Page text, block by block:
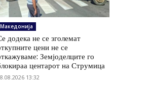
Македонија
додека не се зголемат
цени не се
Земјоделците го
центарот на Струмица
13:32